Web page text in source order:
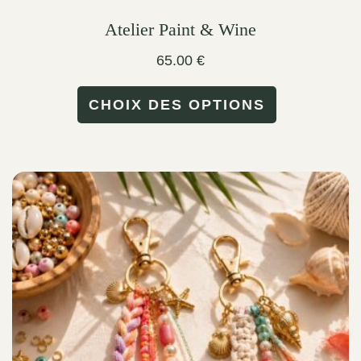
Atelier Paint & Wine
65.00 €
CHOIX DES OPTIONS
multiple
variants.
The
options
may
be
chosen